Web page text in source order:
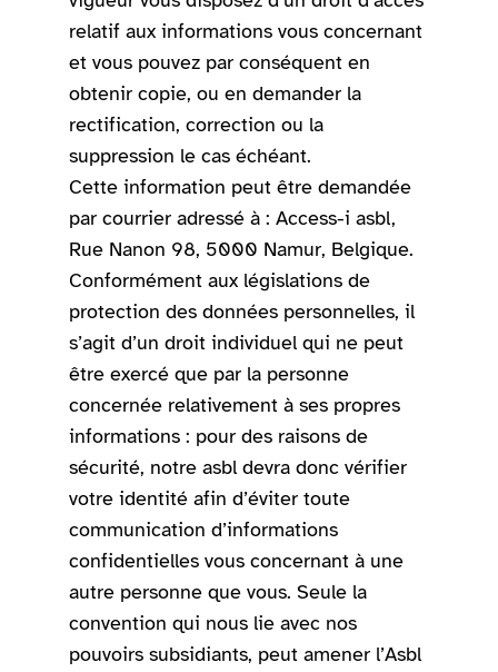
relatif aux informations vous concernant
et vous pouvez par conséquent en
obtenir copie, ou en demander la
rectification, correction ou la
suppression le cas échéant.
Cette information peut être demandée
par courrier adressé à : Access-i asbl,
Rue Nanon 98, 5000 Namur, Belgique.
Conformément aux législations de
protection des données personnelles, il
s’agit d’un droit individuel qui ne peut
être exercé que par la personne
concernée relativement à ses propres
informations : pour des raisons de
sécurité, notre asbl devra donc vérifier
votre identité afin d’éviter toute
communication d’informations
confidentielles vous concernant à une
autre personne que vous. Seule la
convention qui nous lie avec nos
pouvoirs subsidiants, peut amener l’Asbl